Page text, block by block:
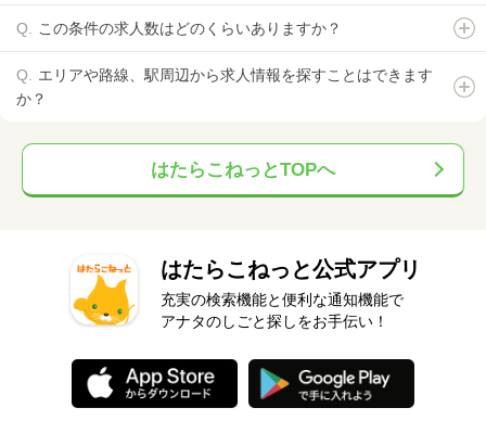
この条件の求人数はどのくらいありますか？
エリアや路線、駅周辺から求人情報を探すことはできます
か？
はたらこねっとTOPへ
はたらこねっと公式アプリ
充実の検索機能と便利な通知機能で
アナタのしごと探しをお手伝い！